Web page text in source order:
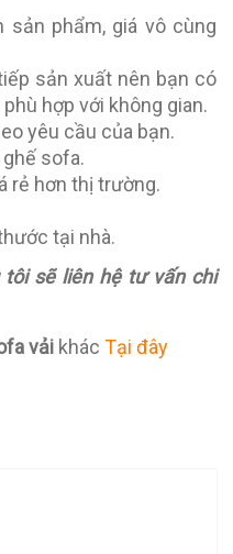
sản phẩm, giá vô cùng
sản xuất nên bạn có
hợp với không gian.
yêu cầu của bạn.
sofa.
rẻ hơn thị trường.
tại nhà.
sẽ liên hệ tư vấn chi
vải khác Tại đây